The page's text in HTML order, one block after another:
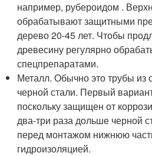
например, рубероидом .
обрабатывают защитными
дерево 20-45 лет. Чтобы
древесину регулярно
спецпрепаратами.
Металл. Обычно это трубы из
черной стали. Первый
поскольку защищен от
два-три раза дольше черной
перед монтажом нижнюю
гидроизоляцией.